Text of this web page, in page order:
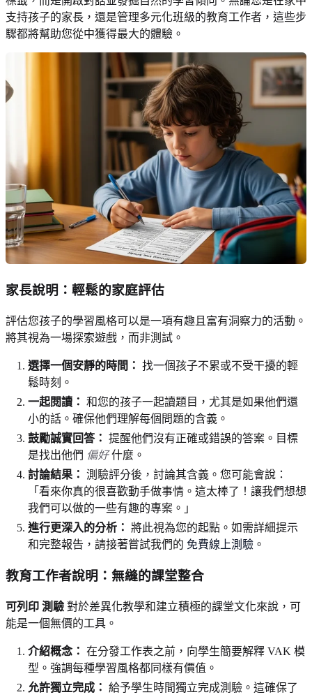
支持孩子的家長，還是管理多元化班級的教育工作者，這些步
驟都將幫助您從中獲得最大的體驗。
家長說明：輕鬆的家庭評估
評估您孩子的學習風格可以是一項有趣且富有洞察力的活動。
將其視為一場探索遊戲，而非測試。
選擇一個安靜的時間： 找一個孩子不累或不受干擾的輕
鬆時刻。
一起閱讀： 和您的孩子一起讀題目，尤其是如果他們還
小的話。確保他們理解每個問題的含義。
鼓勵誠實回答： 提醒他們沒有正確或錯誤的答案。目標
是找出他們 偏好什麼。
討論結果： 測驗評分後，討論其含義。您可能會說：
「看來你真的很喜歡動手做事情。這太棒了！讓我們想想
我們可以做的一些有趣的專案。」
進行更深入的分析： 將此視為您的起點。如需詳細提示
和完整報告，請接著嘗試我們的 免費線上測驗 。
教育工作者說明：無縫的課堂整合
可列印 測驗 對於差異化教學和建立積極的課堂文化來說，可
能是一個無價的工具。
介紹概念： 在分發工作表之前，向學生簡要解釋 VAK 模
型。強調每種學習風格都同樣有價值。
允許獨立完成： 給予學生時間獨立完成測驗。這確保了